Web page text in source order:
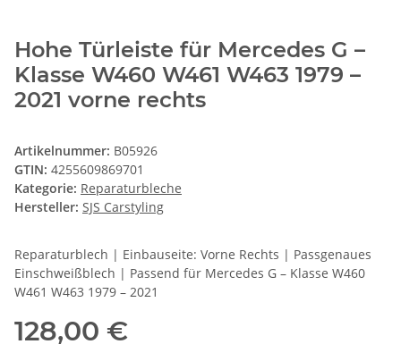
Hohe Türleiste für Mercedes G –
Klasse W460 W461 W463 1979 –
2021 vorne rechts
Artikelnummer: B05926
GTIN: 4255609869701
Kategorie: Reparaturbleche
Hersteller: SJS Carstyling
Reparaturblech | Einbauseite: Vorne Rechts | Passgenaues
Einschweißblech | Passend für Mercedes G – Klasse W460
W461 W463 1979 – 2021
128,00 €